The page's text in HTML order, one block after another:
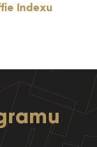
Indexu